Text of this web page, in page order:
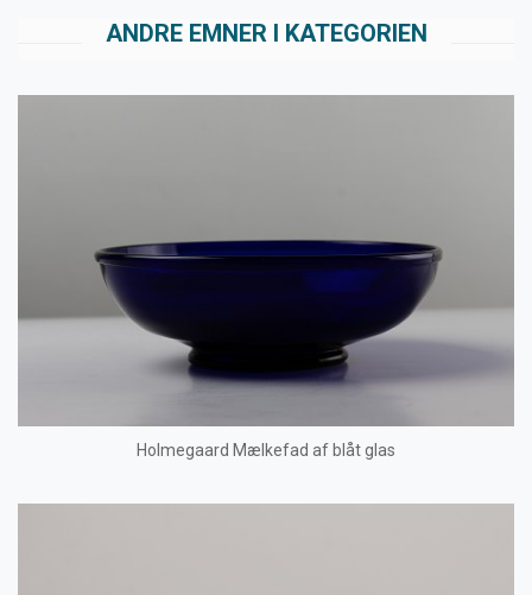
ANDRE EMNER I KATEGORIEN
Holmegaard Mælkefad af blåt glas